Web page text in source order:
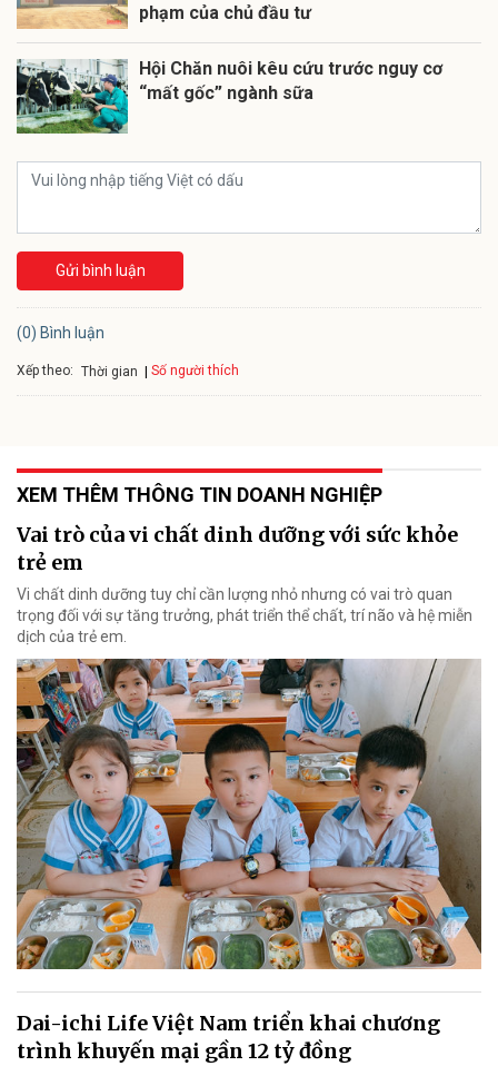
phạm của chủ đầu tư
Hội Chăn nuôi kêu cứu trước nguy cơ
“mất gốc” ngành sữa
Gửi bình luận
(0) Bình luận
Xếp theo: Thời gian Số người thích
XEM THÊM THÔNG TIN DOANH NGHIỆP
Vai trò của vi chất dinh dưỡng với sức khỏe
trẻ em
Vi chất dinh dưỡng tuy chỉ cần lượng nhỏ nhưng có vai trò quan
trọng đối với sự tăng trưởng, phát triển thể chất, trí não và hệ miễn
dịch của trẻ em.
Dai-ichi Life Việt Nam triển khai chương
trình khuyến mại gần 12 tỷ đồng